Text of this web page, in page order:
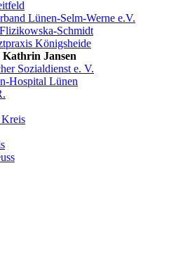
Lünen-Selm-Werne e.V.
Schmidt
Königsheide
Kathrin Jansen
Sozialdienst e. V.
Hospital Lünen
Kreis